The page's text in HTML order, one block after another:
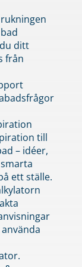
ditt
från
till
– idéer,
ett ställe.